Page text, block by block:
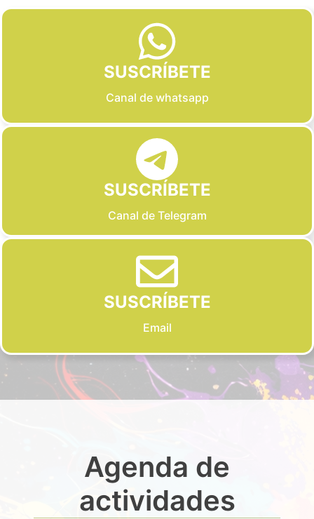
SUSCRÍBETE
Canal de whatsapp
SUSCRÍBETE
Canal de Telegram
SUSCRÍBETE
Email
Agenda de
actividades